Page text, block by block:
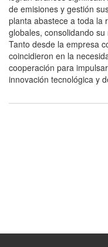
de emisiones y gestión
planta abastece a toda la
globales, consolidando
Tanto desde la empresa
coincidieron en la
cooperación para
innovación tecnológica y